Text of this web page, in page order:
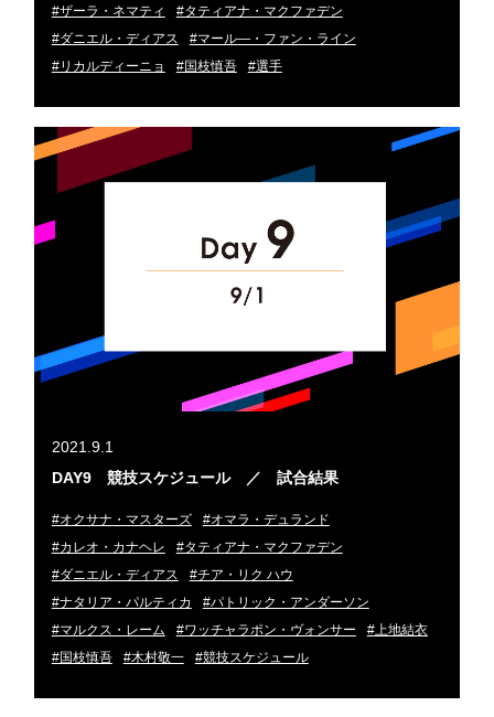
#ザーラ・ネマティ
#タティアナ・マクファデン
#ダニエル・ディアス
#マール―・ファン・ライン
#リカルディーニョ
#国枝慎吾 #選手
2021.9.1
DAY9 競技スケジュール ／ 試合結果
#オクサナ・マスターズ
#オマラ・デュランド
#カレオ・カナヘレ
#タティアナ・マクファデン
#ダニエル・ディアス
#チア・リク ハウ
#ナタリア・パルティカ
#パトリック・アンダーソン
#マルクス・レーム
#ワッチャラポン・ヴォンサー
#上地結衣
#国枝慎吾
#木村敬一 #競技スケジュール